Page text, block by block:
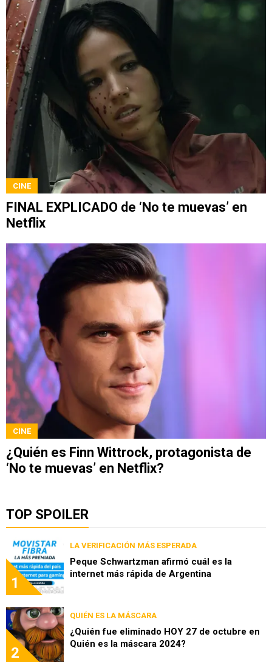
CINE
FINAL EXPLICADO de ‘No te muevas’ en
Netflix
CINE
¿Quién es Finn Wittrock, protagonista de
‘No te muevas’ en Netflix?
TOP SPOILER
1
LA VERIFICACIÓN MÁS ESPERADA
Peque Schwartzman afirmó cuál es la
internet más rápida de Argentina
2
QUIÉN ES LA MÁSCARA
¿Quién fue eliminado HOY 27 de octubre en
Quién es la máscara 2024?